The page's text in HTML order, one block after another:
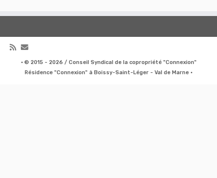
· © 2015 - 2026 / Conseil Syndical de la copropriété "Connexion"
Résidence "Connexion" à Boissy-Saint-Léger - Val de Marne ·